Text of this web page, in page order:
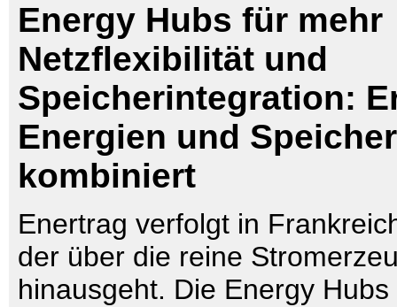
Energy Hubs für mehr
Netzflexibilität und
Speicherintegration:
Energien und
kombiniert
Enertrag verfolgt in
der über die reine
hinausgeht. Die Energy Hubs